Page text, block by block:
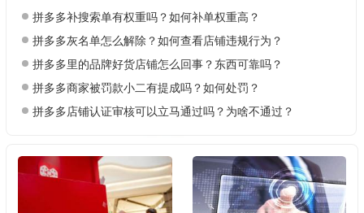
拼多多补搜索单有权重吗？如何补单权重高？
拼多多灰名单怎么解除？如何查看店铺违规行为？
拼多多里的品牌好货店铺怎么回事？东西可靠吗？
拼多多商家被罚款小二有提成吗？如何处罚？
拼多多店铺认证审核可以立马通过吗？为啥不通过？